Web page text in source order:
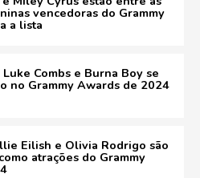
vencedoras do Grammy
a lista
Combs e Burna Boy se
no Grammy Awards de 2024
Eilish e Olivia Rodrigo são
atrações do Grammy